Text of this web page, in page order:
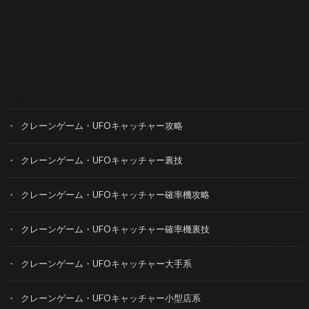
クレーンゲーム・UFOキャッチャー攻略
クレーンゲーム・UFOキャッチャー裏技
クレーンゲーム・UFOキャッチャー確率機攻略
クレーンゲーム・UFOキャッチャー確率機裏技
クレーンゲーム・UFOキャッチャー大手系
クレーンゲーム・UFOキャッチャー小型店系